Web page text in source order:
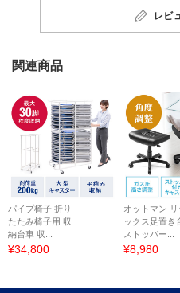
レビ
関連商品
パイプ椅子 折り
たたみ椅子用 収
納台車 収...
¥34,800
オットマン リ
ックス足置き
ストッパー...
¥8,980